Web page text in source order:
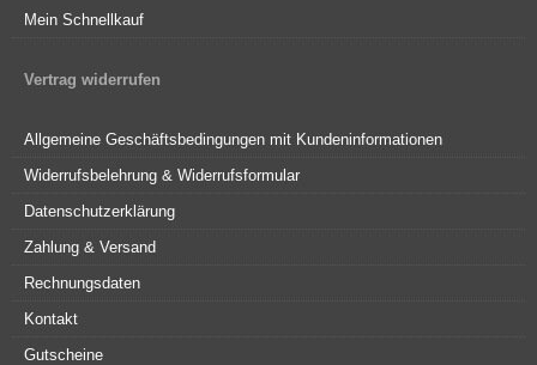
Mein Schnellkauf
Vertrag widerrufen
Allgemeine Geschäftsbedingungen mit Kundeninformationen
Widerrufsbelehrung & Widerrufsformular
Datenschutzerklärung
Zahlung & Versand
Rechnungsdaten
Kontakt
Gutscheine